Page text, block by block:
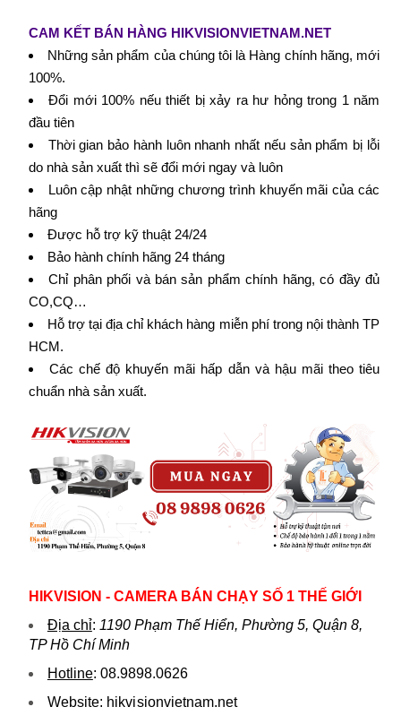
CAM KẾT BÁN HÀNG HIKVISIONVIETNAM.NET
Những sản phẩm của chúng tôi là Hàng chính hãng, mới
100%.
Đổi mới 100% nếu thiết bị xảy ra hư hỏng trong 1 năm
đầu tiên
Thời gian bảo hành luôn nhanh nhất nếu sản phẩm bị lỗi
do nhà sản xuất thì sẽ đổi mới ngay và luôn
Luôn cập nhật những chương trình khuyến mãi của các
hãng
Được hỗ trợ kỹ thuật 24/24
Bảo hành chính hãng 24 tháng
Chỉ phân phối và bán sản phẩm chính hãng, có đầy đủ
CO,CQ…
Hỗ trợ tại địa chỉ khách hàng miễn phí trong nội thành TP
HCM.
Các chế độ khuyến mãi hấp dẫn và hậu mãi theo tiêu
chuẩn nhà sản xuất.
HIKVISION - CAMERA BÁN CHẠY SỐ 1 THẾ GIỚI
Địa chỉ: 1190 Phạm Thế Hiển, Phường 5, Quận 8,
TP Hồ Chí Minh
Hotline: 08.9898.0626
Website: hikvi sionvietnam.net